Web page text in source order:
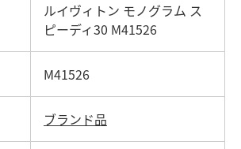
ルイヴィトン モノグラム ス
ピーディ30 M41526
M41526
ブランド品